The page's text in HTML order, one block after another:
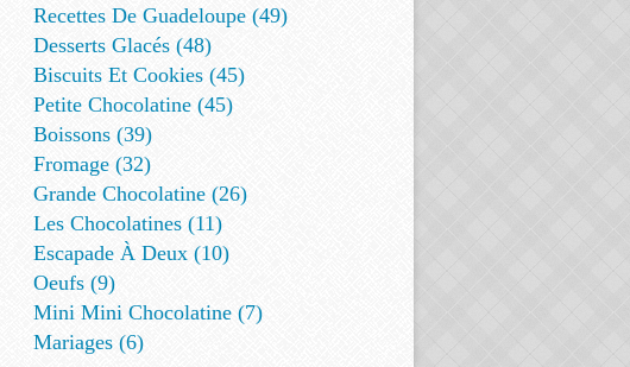
Recettes De Guadeloupe (49)
Desserts Glacés (48)
Biscuits Et Cookies (45)
Petite Chocolatine (45)
Boissons (39)
Fromage (32)
Grande Chocolatine (26)
Les Chocolatines (11)
Escapade À Deux (10)
Oeufs (9)
Mini Mini Chocolatine (7)
Mariages (6)